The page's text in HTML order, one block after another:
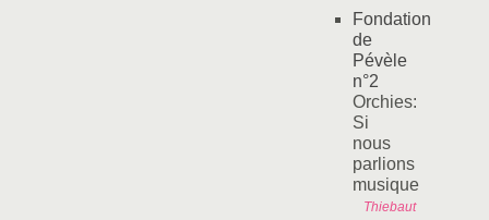
Fondation
de
Pévèle
n°2
Orchies:
Si
nous
parlions
musique
Thiebaut